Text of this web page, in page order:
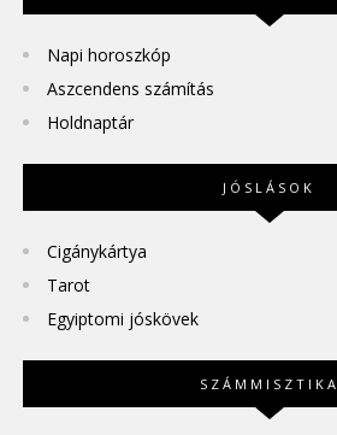
Napi horoszkóp
Aszcendens számítás
Holdnaptár
JÓSLÁSOK
Cigánykártya
Tarot
Egyiptomi jóskövek
SZÁMMISZTIKA